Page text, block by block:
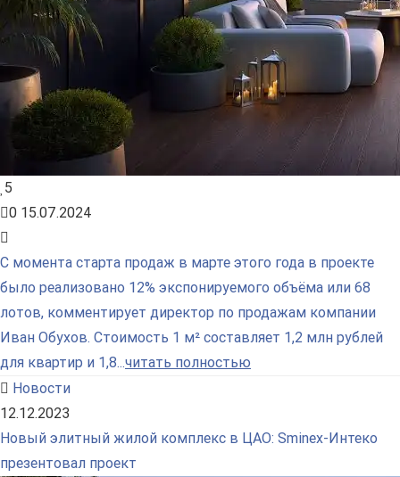
5
0 15.07.2024
С момента старта продаж в марте этого года в проекте
было реализовано 12% экспонируемого объёма или 68
лотов, комментирует директор по продажам компании
Иван Обухов. Стоимость 1 м² составляет 1,2 млн рублей
для квартир и 1,8...читать полностью
Новости
12.12.2023
Новый элитный жилой комплекс в ЦАО: Sminex-Интеко
презентовал проект